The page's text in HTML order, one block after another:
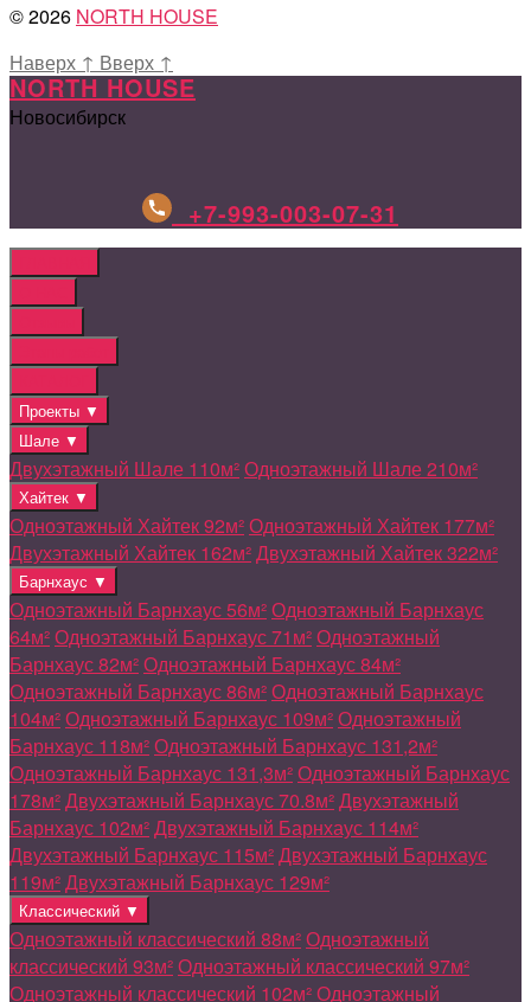
© 2026 NORTH HOUSE
Наверх ↑ Вверх ↑
NORTH HOUSE
Новосибирск
+7-993-003-07-31
Проекты ▼
Шале ▼
Двухэтажный Шале 110м²Одноэтажный Шале 210м²
Хайтек ▼
Одноэтажный Хайтек 92м²Одноэтажный Хайтек 177м²
Двухэтажный Хайтек 162м²Двухэтажный Хайтек 322м²
Барнхаус ▼
Одноэтажный Барнхаус 56м²Одноэтажный Барнхаус
64м²Одноэтажный Барнхаус 71м²Одноэтажный
Барнхаус 82м²Одноэтажный Барнхаус 84м²
Одноэтажный Барнхаус 86м²Одноэтажный Барнхаус
104м²Одноэтажный Барнхаус 109м²Одноэтажный
Барнхаус 118м²Одноэтажный Барнхаус 131,2м²
Одноэтажный Барнхаус 131,3м²Одноэтажный Барнхаус
178м²Двухэтажный Барнхаус 70.8м²Двухэтажный
Барнхаус 102м²Двухэтажный Барнхаус 114м²
Двухэтажный Барнхаус 115м²Двухэтажный Барнхаус
119м²Двухэтажный Барнхаус 129м²
Классический ▼
Одноэтажный классический 88м²Одноэтажный
классический 93м²Одноэтажный классический 97м²
Одноэтажный классический 102м²Одноэтажный